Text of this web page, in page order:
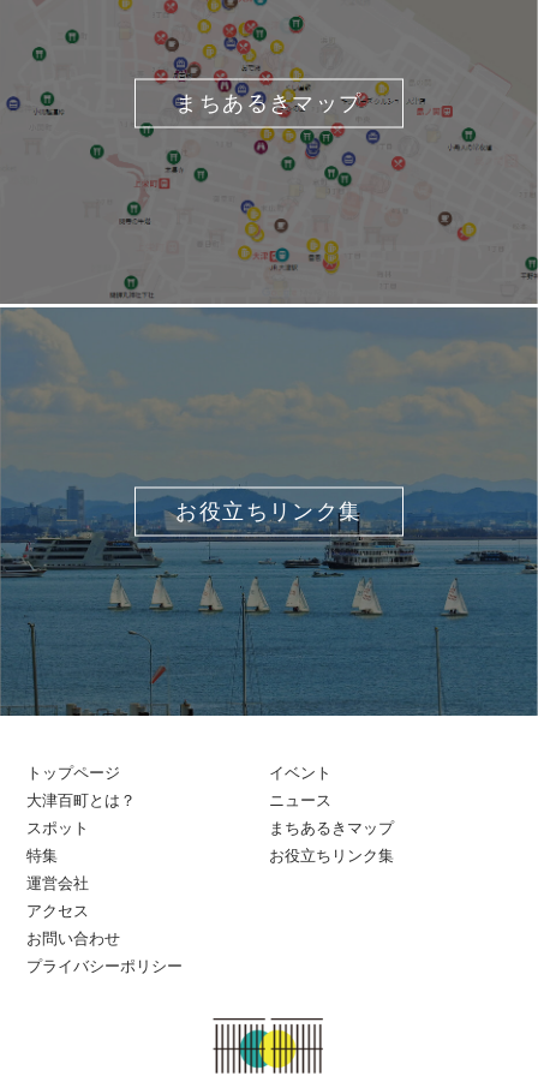
まちあるきマップ
お役立ちリンク集
トップページ
大津百町とは？
スポット
特集
イベント
ニュース
まちあるきマップ
お役立ちリンク集
運営会社
アクセス
お問い合わせ
プライバシーポリシー